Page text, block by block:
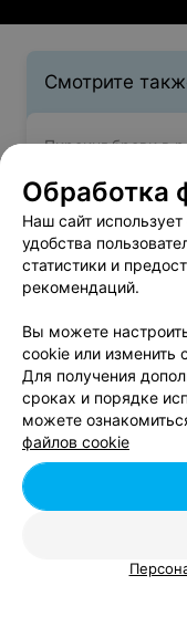
Смотрите
Пирсинг брови в
Пирсинг носа в
Пирсинг языка в
Обработка
Наш сайт
удобства
статистики и
рекомендаций.
Вы можете
cookie или изменить
Для получения
сроках и порядке
можете
файлов cookie